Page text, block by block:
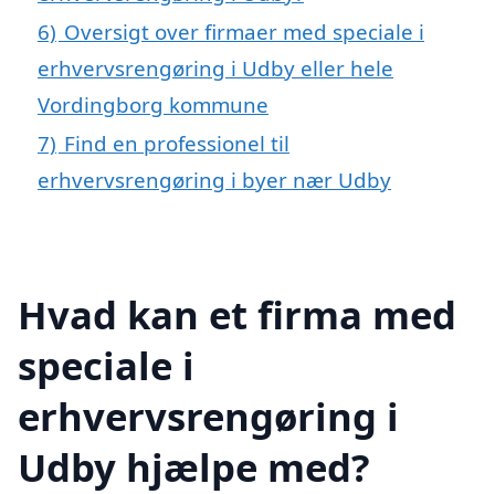
6) Oversigt over firmaer med speciale i
erhvervsrengøring i Udby eller hele
Vordingborg kommune
7) Find en professionel til
erhvervsrengøring i byer nær Udby
Hvad kan et firma med
speciale i
erhvervsrengøring i
Udby hjælpe med?